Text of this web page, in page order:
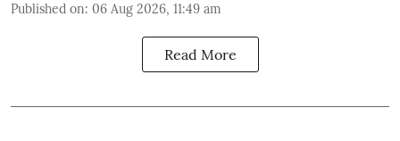
Published on: 06 Aug 2026, 11:49 am
Read More